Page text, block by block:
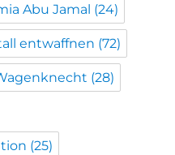
Abu Jamal (24)
entwaffnen (72)
(28)
(25)